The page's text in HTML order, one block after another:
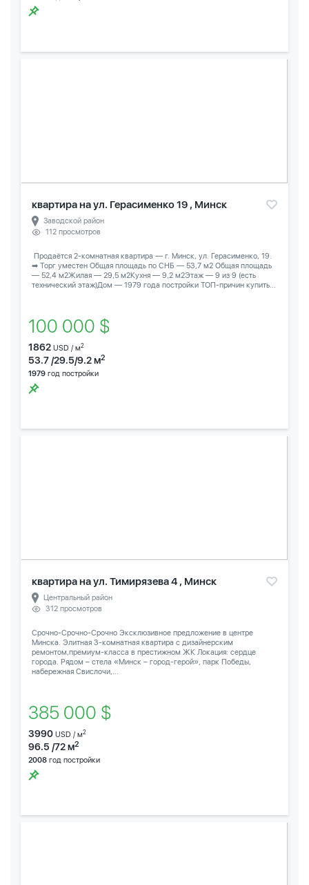
квартира на ул. Герасименко 19 , Минск
Заводской район
112 просмотров
️ Продаётся 2-комнатная квартира — г. Минск, ул. Герасименко, 19.
➡ Торг уместен Общая площадь по СНБ — 53,7 м2 Общая площадь
— 52,4 м2Жилая — 29,5 м2Кухня — 9,2 м2Этаж — 9 из 9 (есть
технический этаж)Дом — 1979 года постройки ТОП-причин купить...
100 000 $
1862 USD / м2
53.7 /29.5/9.2 м2
1979 год постройки
квартира на ул. Тимирязева 4 , Минск
Центральный район
312 просмотров
Срочно-Срочно-Срочно Эксклюзивное предложение в центре
Минска. Элитная 3-комнатная квартира с дизайнерским
ремонтом,премиум-класса в престижном ЖК Локация: сердце
города. Рядом – стела «Минск – город-герой», парк Победы,
набережная Свислочи,...
385 000 $
3990 USD / м2
96.5 /72 м2
2008 год постройки